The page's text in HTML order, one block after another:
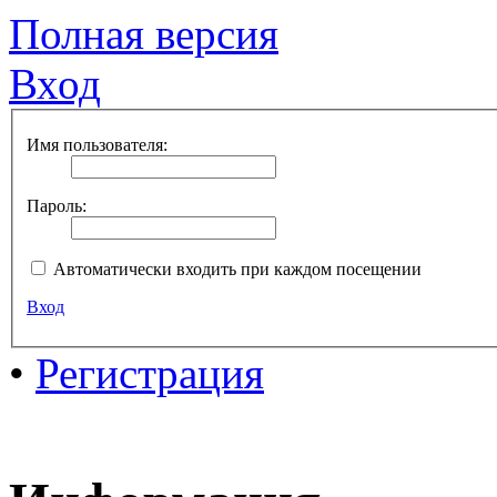
Полная версия
Вход
Имя пользователя:
Пароль:
Автоматически входить при каждом посещении
Вход
• Регистрация